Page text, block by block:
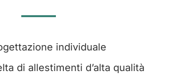
individuale
di allestimenti d’alta qualità